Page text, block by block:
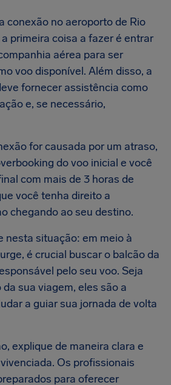
conexão no aeroporto de Rio
primeira coisa a fazer é entrar
aérea para ser
voo disponível. Além disso, a
fornecer assistência como
e, se necessário,
for causada por um atraso,
do voo inicial e você
com mais de 3 horas de
você tenha direito a
chegando ao seu destino.
nesta situação: em meio à
é crucial buscar o balcão da
pelo seu voo. Seja
sua viagem, eles são a
a guiar sua jornada de volta
explique de maneira clara e
Os profissionais
para oferecer